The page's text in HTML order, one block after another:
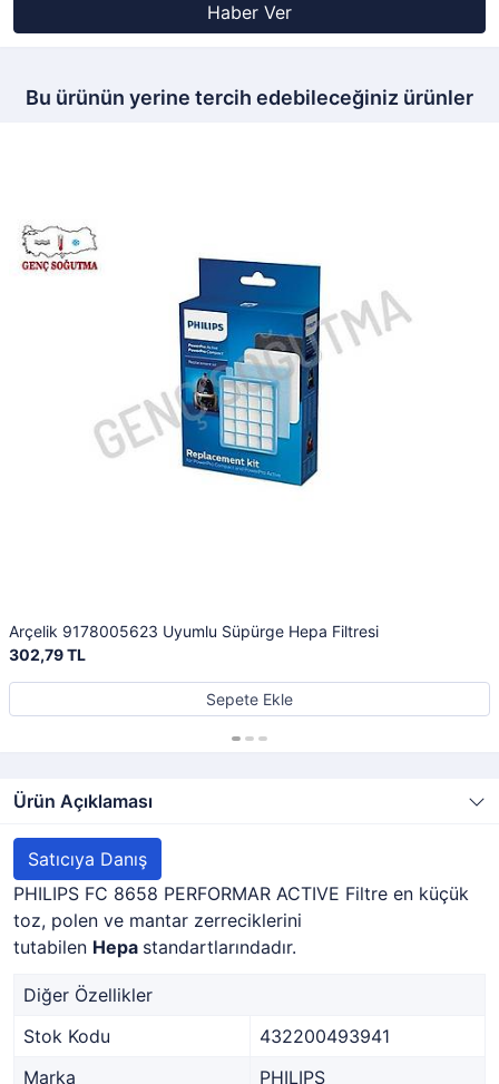
Haber Ver
Bu ürünün yerine tercih edebileceğiniz ürünler
Arçelik 9178005623 Uyumlu Süpürge Hepa Filtresi
302,79 TL
Sepete Ekle
Ürün Açıklaması
Satıcıya Danış
PHILIPS FC 8658 PERFORMAR ACTIVE Filtre en küçük
toz, polen ve mantar zerreciklerini
tutabilen Hepa standartlarındadır.
Diğer Özellikler
Stok Kodu
432200493941
Marka
PHILIPS